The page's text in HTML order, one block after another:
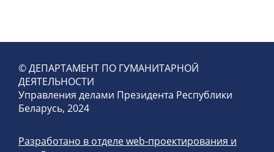
© ДЕПАРТАМЕНТ ПО ГУМАНИТАРНОЙ
ДЕЯТЕЛЬНОСТИ
Управления делами Президента Республики
Беларусь, 2024
Разработано в отделе web-проектирования и